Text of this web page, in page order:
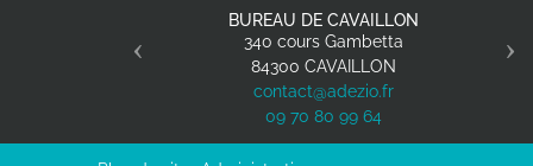
BUREAU DE CAVAILLON
340 cours Gambetta
84300 CAVAILLON
contact@adezio.fr
09 70 80 99 64